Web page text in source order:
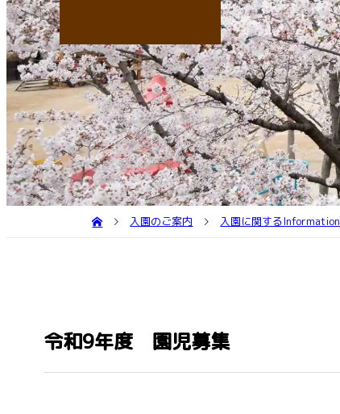
入園のご案内 入園に関するInformation
令和9年度 園児募集